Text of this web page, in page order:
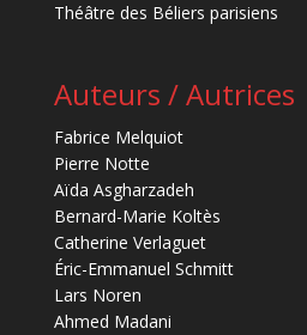
Théâtre des Béliers parisiens
Auteurs / Autrices
Fabrice Melquiot
Pierre Notte
Aïda Asgharzadeh
Bernard-Marie Koltès
Catherine Verlaguet
Éric-Emmanuel Schmitt
Lars Noren
Ahmed Madani